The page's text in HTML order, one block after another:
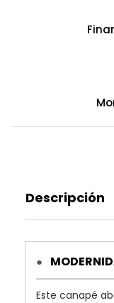
última sin
de alta calidad y
apertura frontal
Descripción
●
Este canapé